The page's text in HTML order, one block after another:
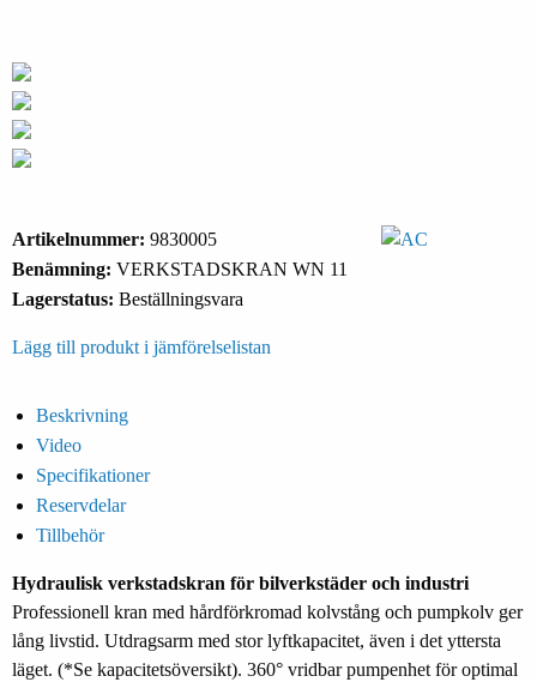
Artikelnummer: 9830005
Benämning: VERKSTADSKRAN WN 11
Lagerstatus: Beställningsvara
Lägg till produkt i jämförelselistan
Beskrivning
Video
Specifikationer
Reservdelar
Tillbehör
Hydraulisk verkstadskran för bilverkstäder och industri
Professionell kran med hårdförkromad kolvstång och pumpkolv ger
lång livstid. Utdragsarm med stor lyftkapacitet, även i det yttersta
läget. (*Se kapacitetsöversikt). 360° vridbar pumpenhet för optimal